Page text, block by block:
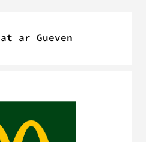
ar Gueven